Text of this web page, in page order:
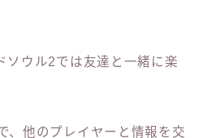
ソウル2では友達と一緒に楽
、他のプレイヤーと情報を交